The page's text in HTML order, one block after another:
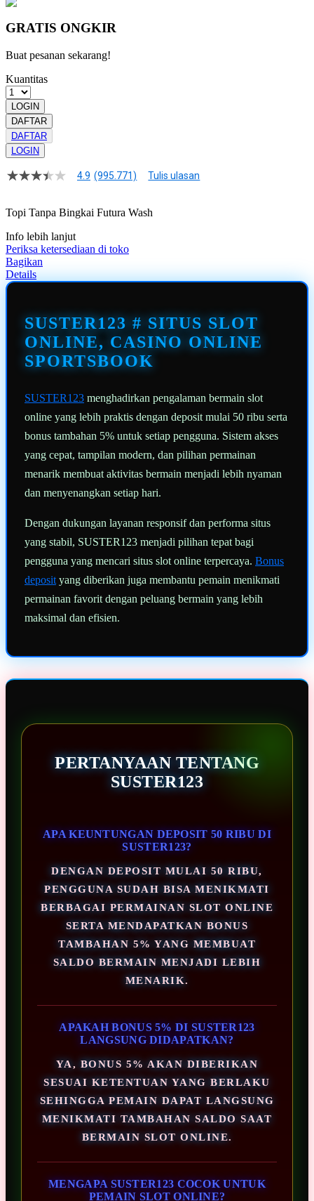
GRATIS ONGKIR
Buat pesanan sekarang!
Kuantitas
LOGIN
DAFTAR
DAFTAR
LOGIN
4.9
bintang,
rating
rata-
rata.
Read
13
Reviews.
halaman
yang
sama.
4.9 (995.771) Tulis ulasan
Topi Tanpa Bingkai Futura Wash
Info lebih lanjut
Periksa ketersediaan di toko
Bagikan
Details
SUSTER123 # SITUS SLOT
ONLINE, CASINO ONLINE
SPORTSBOOK
SUSTER123 menghadirkan pengalaman bermain slot
online yang lebih praktis dengan deposit mulai 50 ribu serta
bonus tambahan 5% untuk setiap pengguna. Sistem akses
yang cepat, tampilan modern, dan pilihan permainan
menarik membuat aktivitas bermain menjadi lebih nyaman
dan menyenangkan setiap hari.
Dengan dukungan layanan responsif dan performa situs
yang stabil, SUSTER123 menjadi pilihan tepat bagi
pengguna yang mencari situs slot online terpercaya. Bonus
deposit yang diberikan juga membantu pemain menikmati
permainan favorit dengan peluang bermain yang lebih
maksimal dan efisien.
PERTANYAAN TENTANG
SUSTER123
APA KEUNTUNGAN DEPOSIT 50 RIBU DI
SUSTER123?
DENGAN DEPOSIT MULAI 50 RIBU,
PENGGUNA SUDAH BISA MENIKMATI
BERBAGAI PERMAINAN SLOT ONLINE
SERTA MENDAPATKAN BONUS
TAMBAHAN 5% YANG MEMBUAT
SALDO BERMAIN MENJADI LEBIH
MENARIK.
APAKAH BONUS 5% DI SUSTER123
LANGSUNG DIDAPATKAN?
YA, BONUS 5% AKAN DIBERIKAN
SESUAI KETENTUAN YANG BERLAKU
SEHINGGA PEMAIN DAPAT LANGSUNG
MENIKMATI TAMBAHAN SALDO SAAT
BERMAIN SLOT ONLINE.
MENGAPA SUSTER123 COCOK UNTUK
PEMAIN SLOT ONLINE?